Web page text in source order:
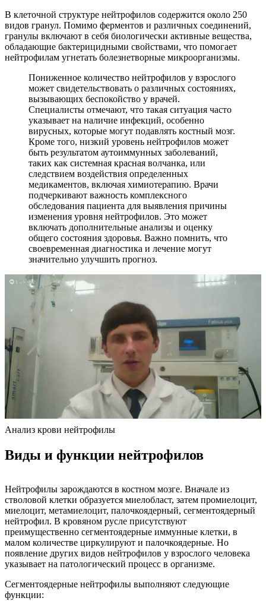
В клеточной структуре нейтрофилов содержится около 250
видов гранул. Помимо ферментов и различных соединений,
гранулы включают в себя биологически активные вещества,
обладающие бактерицидными свойствами, что помогает
нейтрофилам угнетать болезнетворные микроорганизмы.
Пониженное количество нейтрофилов у взрослого
может свидетельствовать о различных состояниях,
вызывающих беспокойство у врачей.
Специалисты отмечают, что такая ситуация часто
указывает на наличие инфекций, особенно
вирусных, которые могут подавлять костный мозг.
Кроме того, низкий уровень нейтрофилов может
быть результатом аутоиммунных заболеваний,
таких как системная красная волчанка, или
следствием воздействия определенных
медикаментов, включая химиотерапию. Врачи
подчеркивают важность комплексного
обследования пациента для выявления причины
изменения уровня нейтрофилов. Это может
включать дополнительные анализы и оценку
общего состояния здоровья. Важно помнить, что
своевременная диагностика и лечение могут
значительно улучшить прогноз.
Анализ крови нейтрофилы
Виды и функции нейтрофилов
Нейтрофилы зарождаются в костном мозге. Вначале из
стволовой клетки образуется миелобласт, затем промиелоцит,
миелоцит, метамиелоцит, палочкоядерный, сегментоядерный
нейтрофил. В кровяном русле присутствуют
преимущественно сегментоядерные иммунные клетки, в
малом количестве циркулируют и палочкоядерные. Но
появление других видов нейтрофилов у взрослого человека
указывает на патологический процесс в организме.
Сегментоядерные нейтрофилы выполняют следующие
функции: